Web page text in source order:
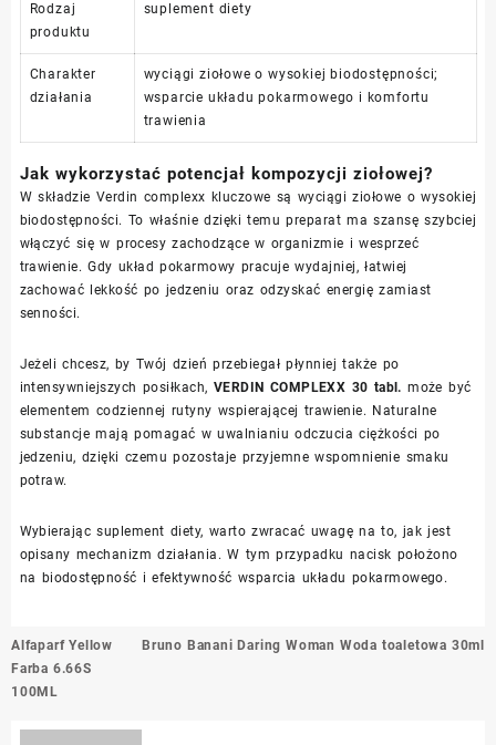
Rodzaj
produktu
suplement diety
Charakter
działania
wyciągi ziołowe o wysokiej biodostępności;
wsparcie układu pokarmowego i komfortu
trawienia
Jak wykorzystać potencjał kompozycji ziołowej?
W składzie Verdin complexx kluczowe są wyciągi ziołowe o wysokiej
biodostępności. To właśnie dzięki temu preparat ma szansę szybciej
włączyć się w procesy zachodzące w organizmie i wesprzeć
trawienie. Gdy układ pokarmowy pracuje wydajniej, łatwiej
zachować lekkość po jedzeniu oraz odzyskać energię zamiast
senności.
Jeżeli chcesz, by Twój dzień przebiegał płynniej także po
intensywniejszych posiłkach, VERDIN COMPLEXX 30 tabl. może być
elementem codziennej rutyny wspierającej trawienie. Naturalne
substancje mają pomagać w uwalnianiu odczucia ciężkości po
jedzeniu, dzięki czemu pozostaje przyjemne wspomnienie smaku
potraw.
Wybierając suplement diety, warto zwracać uwagę na to, jak jest
opisany mechanizm działania. W tym przypadku nacisk położono
na biodostępność i efektywność wsparcia układu pokarmowego.
Nawigacja
wpisu
Alfaparf Yellow
Farba 6.66S
100ML
Bruno Banani Daring Woman Woda toaletowa 30ml